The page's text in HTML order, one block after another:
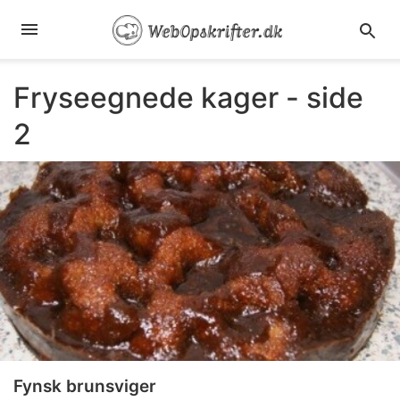
Fryseegnede kager - side
2
Fynsk brunsviger